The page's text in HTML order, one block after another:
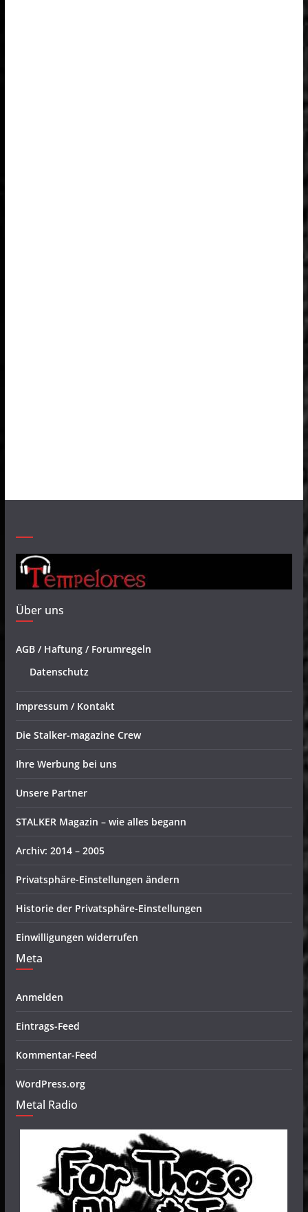
Über uns
AGB / Haftung / Forumregeln
Datenschutz
Impressum / Kontakt
Die Stalker-magazine Crew
Ihre Werbung bei uns
Unsere Partner
STALKER Magazin – wie alles begann
Archiv: 2014 – 2005
Privatsphäre-Einstellungen ändern
Historie der Privatsphäre-Einstellungen
Einwilligungen widerrufen
Meta
Anmelden
Eintrags-Feed
Kommentar-Feed
WordPress.org
Metal Radio